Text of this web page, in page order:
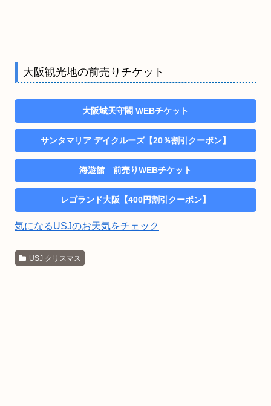
大阪観光地の前売りチケット
大阪城天守閣 WEBチケット
サンタマリア デイクルーズ【20％割引クーポン】
海遊館 前売りWEBチケット
レゴランド大阪【400円割引クーポン】
気になるUSJのお天気をチェック
USJ クリスマス